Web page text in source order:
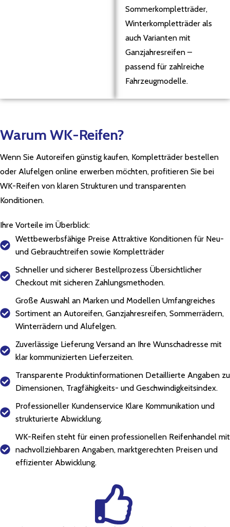
Sommerkompletträder,
Winterkompletträder als
auch Varianten mit
Ganzjahresreifen –
passend für zahlreiche
Fahrzeugmodelle.
Warum WK-Reifen?
Wenn Sie Autoreifen günstig kaufen, Kompletträder bestellen
oder Alufelgen online erwerben möchten, profitieren Sie bei
WK-Reifen von klaren Strukturen und transparenten
Konditionen.
Ihre Vorteile im Überblick:
Wettbewerbsfähige Preise Attraktive Konditionen für Neu-
und Gebrauchtreifen sowie Kompletträder
Schneller und sicherer Bestellprozess Übersichtlicher
Checkout mit sicheren Zahlungsmethoden.
Große Auswahl an Marken und Modellen Umfangreiches
Sortiment an Autoreifen, Ganzjahresreifen, Sommerrädern,
Winterrädern und Alufelgen.
Zuverlässige Lieferung Versand an Ihre Wunschadresse mit
klar kommunizierten Lieferzeiten.
Transparente Produktinformationen Detaillierte Angaben zu
Dimensionen, Tragfähigkeits- und Geschwindigkeitsindex.
Professioneller Kundenservice Klare Kommunikation und
strukturierte Abwicklung.
WK-Reifen steht für einen professionellen Reifenhandel mit
nachvollziehbaren Angaben, marktgerechten Preisen und
effizienter Abwicklung.